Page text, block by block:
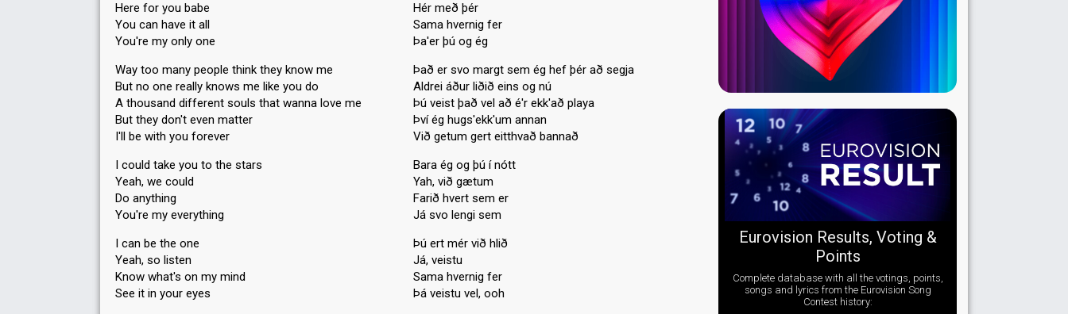
Here for you babe
You can have it all
You're my only one
Way too many people think they know me
But no one really knows me like you do
A thousand different souls that wanna love me
But they don't even matter
I'll be with you forever
I could take you to the stars
Yeah, we could
Do anything
You're my everything
I can be the one
Yeah, so listen
Know what's on my mind
See it in your eyes
Hér með þér
Sama hvernig fer
Þa'er þú og ég
Það er svo margt sem ég hef þér að segja
Aldrei áður liðið eins og nú
Þú veist það vel að é'r ekk'að playa
Því ég hugs'ekk'um annan
Við getum gert eitthvað bannað
Bara ég og þú í nótt
Yah, við gætum
Farið hvert sem er
Já svo lengi sem
Þú ert mér við hlið
Já, veistu
Sama hvernig fer
Þá veistu vel, ooh
Eurovision Results, Voting &
Points
Complete database with all the votings, points,
songs and lyrics from the Eurovision Song
Contest history: